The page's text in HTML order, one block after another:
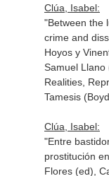
Clúa, Isabel:
"Between the
crime and
Hoyos y
Samuel Llano
Realities,
Tamesis
Clúa, Isabel:
"Entre
prostitución
Flores (ed),